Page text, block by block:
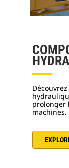
prolonger
machines.